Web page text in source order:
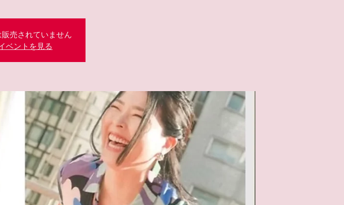
売されていません
ベントを見る